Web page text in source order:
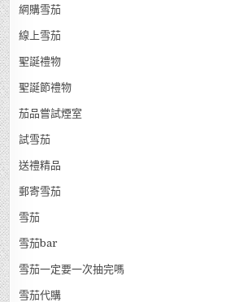
網購雪茄
線上雪茄
聖誕禮物
聖誕節禮物
茄品嘗試煙室
試雪茄
送禮精品
郵寄雪茄
雪茄
雪茄bar
雪茄一定要一次抽完嗎
雪茄代購